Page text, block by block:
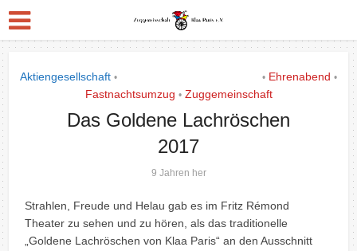
Aktiengesellschaft • • Ehrenabend •
Fastnachtsumzug • Zuggemeinschaft
Das Goldene Lachröschen
2017
9 Jahren her
Strahlen, Freude und Helau gab es im Fritz Rémond
Theater zu sehen und zu hören, als das traditionelle
„Goldene Lachröschen von Klaa Paris“ an den Ausschnitt